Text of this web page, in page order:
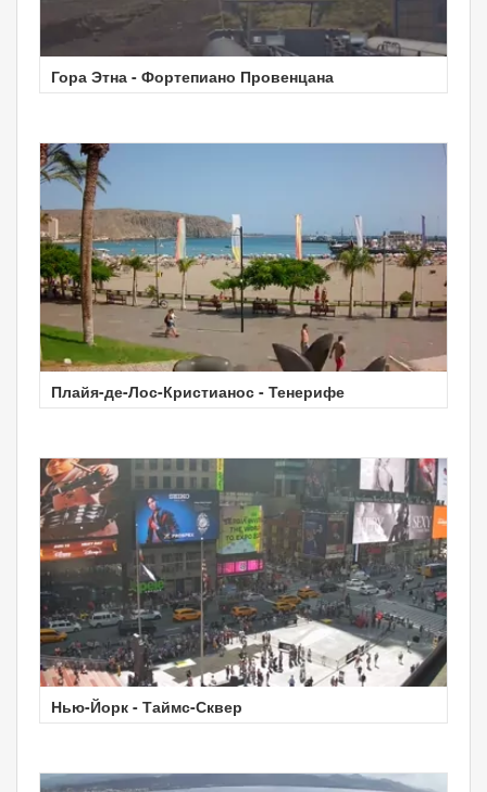
Гора Этна - Фортепиано Провенцана
Плайя-де-Лос-Кристианос - Тенерифе
Нью-Йорк - Таймс-Сквер